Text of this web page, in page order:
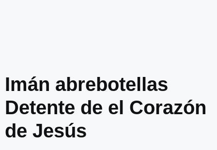
Imán abrebotellas
Detente de el Corazón
de Jesús